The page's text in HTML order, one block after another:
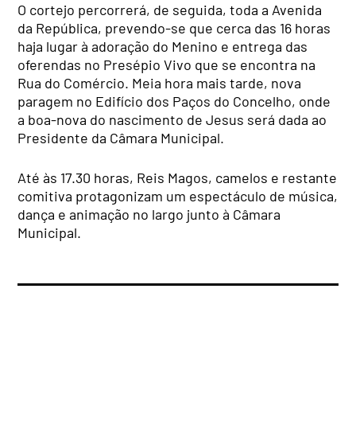
O cortejo percorrerá, de seguida, toda a Avenida
da República, prevendo-se que cerca das 16 horas
haja lugar à adoração do Menino e entrega das
oferendas no Presépio Vivo que se encontra na
Rua do Comércio. Meia hora mais tarde, nova
paragem no Edifício dos Paços do Concelho, onde
a boa-nova do nascimento de Jesus será dada ao
Presidente da Câmara Municipal.
Até às 17.30 horas, Reis Magos, camelos e restante
comitiva protagonizam um espectáculo de música,
dança e animação no largo junto à Câmara
Municipal.